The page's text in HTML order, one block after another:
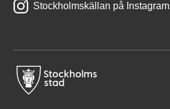
Stockholmskällan på Instagram